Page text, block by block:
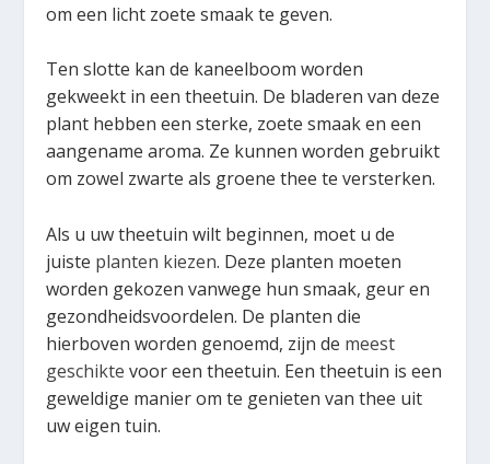
om een ​​licht zoete smaak te geven.
Ten slotte kan de kaneelboom worden
gekweekt in een theetuin. De bladeren van deze
plant hebben een sterke, zoete smaak en een
aangename aroma. Ze kunnen worden gebruikt
om zowel zwarte als groene thee te versterken.
Als u uw theetuin wilt beginnen, moet u de
juiste planten kiezen. Deze planten moeten
worden gekozen vanwege hun smaak, geur en
gezondheidsvoordelen. De planten die
hierboven worden genoemd, zijn de meest
geschikte voor een theetuin. Een theetuin is een
geweldige manier om te genieten van thee uit
uw eigen tuin.